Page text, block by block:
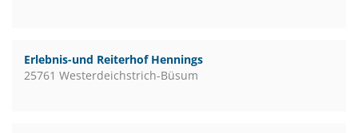
Erlebnis-und Reiterhof Hennings
25761 Westerdeichstrich-Büsum